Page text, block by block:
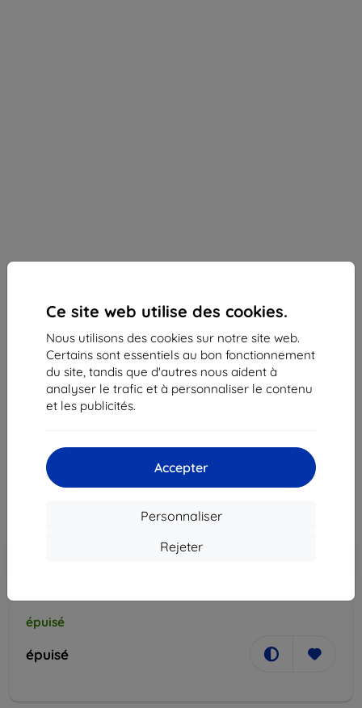
Ce site web utilise des cookies.
Nous utilisons des cookies sur notre site web.
Certains sont essentiels au bon fonctionnement
du site, tandis que d'autres nous aident à
analyser le trafic et à personnaliser le contenu
et les publicités.
Accepter
Personnaliser
Rejeter
Chargeur sans fil Duo Pad Samsung EP-P5200TW
75,90 €
68,32 €
Réduction avec coupon
épuisé
épuisé